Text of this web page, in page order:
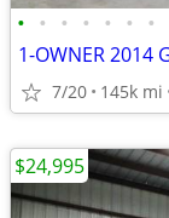
• • • • • • •
7/20 145k mi
$24,995